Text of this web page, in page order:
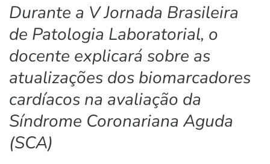
Durante a V Jornada Brasileira
de Patologia Laboratorial, o
docente explicará sobre as
atualizações dos biomarcadores
cardíacos na avaliação da
Síndrome Coronariana Aguda
(SCA)